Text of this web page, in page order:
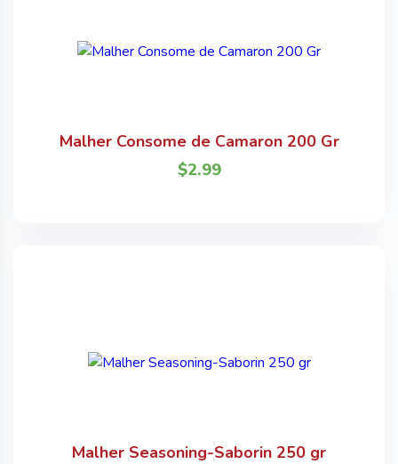
Malher Consome de Camaron 200 Gr
$2.99
Malher Seasoning-Saborin 250 gr